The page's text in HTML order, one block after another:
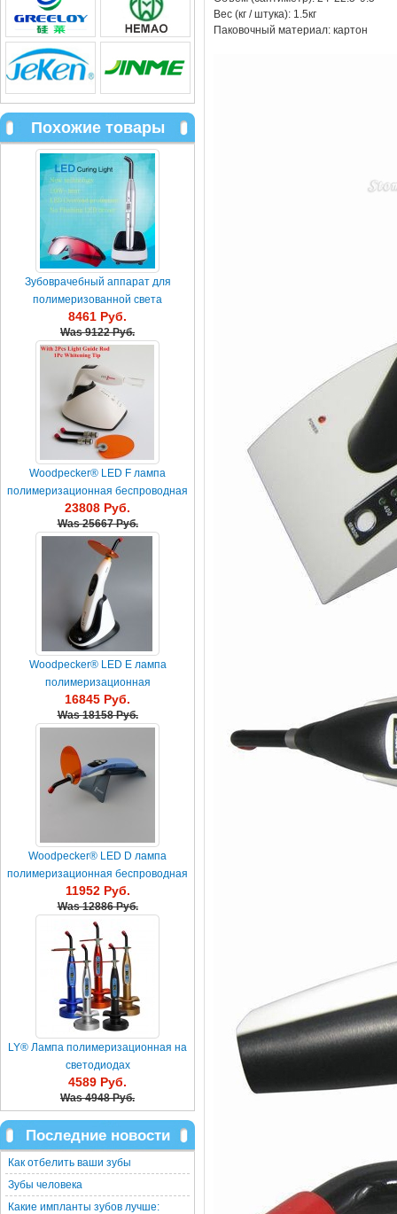
Вес (кг / штука): 1.5кг
Паковочный материал: картон
Похожие товары
Зубоврачебный аппарат для
полимеризованной света
8461 Руб.
Was9122 Руб.
Woodpecker® LED F лампа
полимеризационная беспроводная
23808 Руб.
Was25667 Руб.
Woodpecker® LED E лампа
полимеризационная
16845 Руб.
Was18158 Руб.
Woodpecker® LED D лампа
полимеризационная беспроводная
11952 Руб.
Was12886 Руб.
LY® Лампа полимеризационная на
светодиодах
4589 Руб.
Was4948 Руб.
Последние новости
Как отбелить ваши зубы
Зубы человека
Какие импланты зубов лучше: